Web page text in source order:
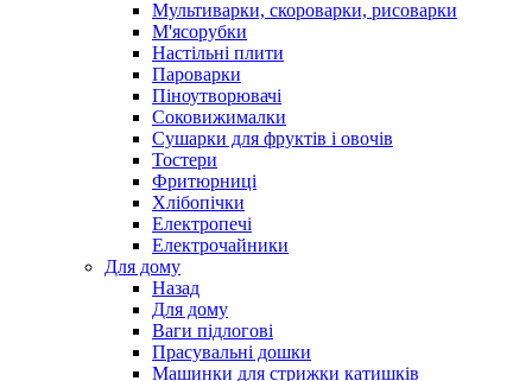
Мультиварки, скороварки, рисоварки
М'ясорубки
Настільні плити
Пароварки
Піноутворювачі
Соковижималки
Сушарки для фруктів і овочів
Тостери
Фритюрниці
Хлібопічки
Електропечі
Електрочайники
Для дому
Назад
Для дому
Ваги підлогові
Прасувальні дошки
Машинки для стрижки катишків